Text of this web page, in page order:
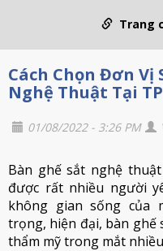
Trang
Cách Chọn Đơn Vị
Nghệ Thuật Tại
01/08/2022 - 3:26 PM
Bàn ghế sắt nghệ
được rất nhiều người
không gian sống của
trọng, hiện đại, bàn ghế
thẩm mỹ trong mắt